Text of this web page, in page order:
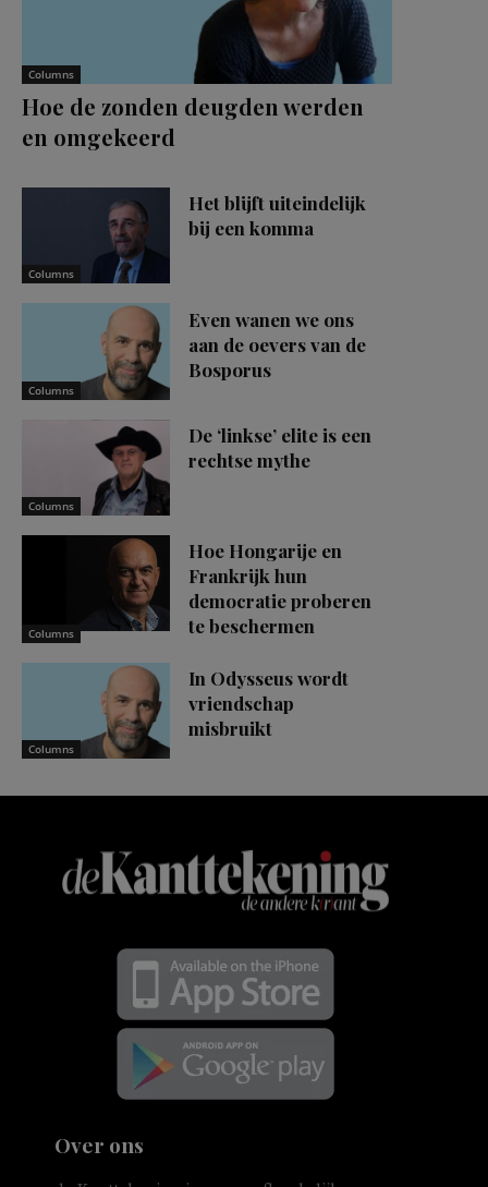
Columns
Hoe de zonden deugden werden
en omgekeerd
Columns
Het blijft uiteindelijk
bij een komma
Columns
Even wanen we ons
aan de oevers van de
Bosporus
Columns
De ‘linkse’ elite is een
rechtse mythe
Columns
Hoe Hongarije en
Frankrijk hun
democratie proberen
te beschermen
Columns
In Odysseus wordt
vriendschap
misbruikt
Over ons